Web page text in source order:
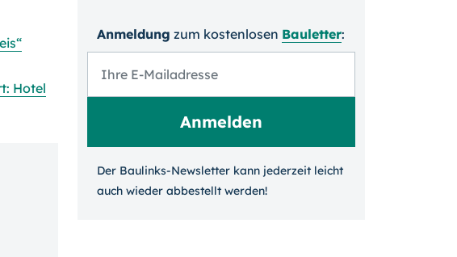
Hotel
Anmeldung zum kosten­losen Bauletter:
Der Baulinks-Newsletter kann jeder­zeit leicht
auch wieder ab­bestellt werden!